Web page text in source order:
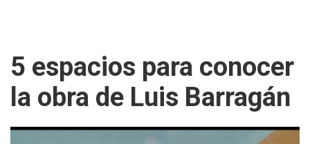
5 espacios para conocer
la obra de Luis Barragán